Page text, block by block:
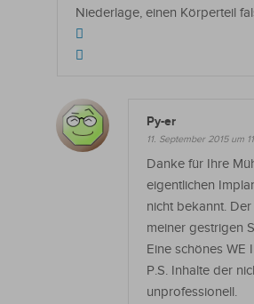
Niederlage, einen Körperteil
Py-er
11. September 2015 um
Danke für Ihre
eigentlichen
nicht bekannt.
meiner gestrigen
Eine schönes WE
P.S. Inhalte der
unprofessionell.